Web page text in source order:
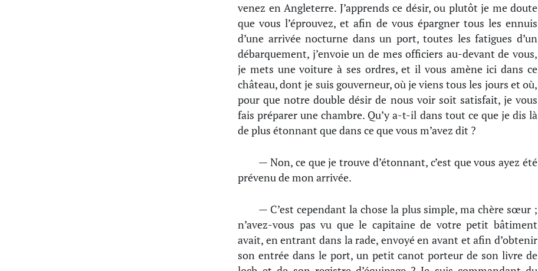
venez en Angleterre. J’apprends ce désir, ou plutôt je me doute
que vous l’éprouvez, et afin de vous épargner tous les ennuis
d’une arrivée nocturne dans un port, toutes les fatigues d’un
débarquement, j’envoie un de mes officiers au-devant de vous,
je mets une voiture à ses ordres, et il vous amène ici dans ce
château, dont je suis gouverneur, où je viens tous les jours et où,
pour que notre double désir de nous voir soit satisfait, je vous
fais préparer une chambre. Qu’y a-t-il dans tout ce que je dis là
de plus étonnant que dans ce que vous m’avez dit ?
— Non, ce que je trouve d’étonnant, c’est que vous ayez été
prévenu de mon arrivée.
— C’est cependant la chose la plus simple, ma chère sœur ;
n’avez-vous pas vu que le capitaine de votre petit bâtiment
avait, en entrant dans la rade, envoyé en avant et afin d’obtenir
son entrée dans le port, un petit canot porteur de son livre de